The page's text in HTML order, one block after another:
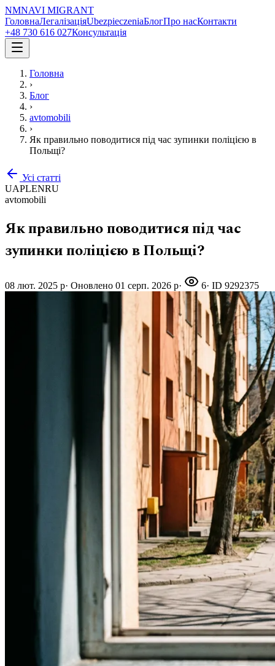
NMNAVI MIGRANT
ГоловнаЛегалізаціяUbezpieczeniaБлогПро насКонтакти
+48 730 616 027Консультація
Головна
›
Блог
›
avtomobili
›
Як правильно поводитися під час зупинки поліцією в
Польщі?
Усі статті
UAPLENRU
avtomobili
Як правильно поводитися під час
зупинки поліцією в Польщі?
08 лют. 2025 р· Оновлено 01 серп. 2026 р· 6· ID 9292375